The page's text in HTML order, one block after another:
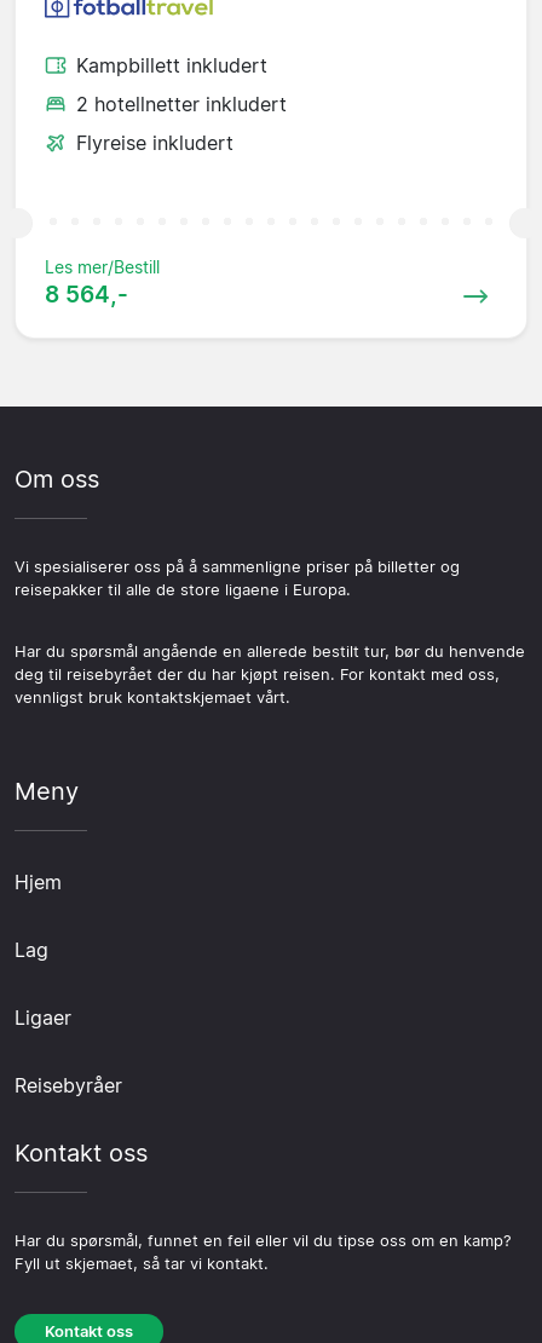
Kampbillett inkludert
2 hotellnetter inkludert
Flyreise inkludert
Les mer/Bestill
8 564,-
Om oss
Vi spesialiserer oss på å sammenligne priser på billetter og
reisepakker til alle de store ligaene i Europa.
Har du spørsmål angående en allerede bestilt tur, bør du henvende
deg til reisebyrået der du har kjøpt reisen. For kontakt med oss,
vennligst bruk kontaktskjemaet vårt.
Meny
Hjem
Lag
Ligaer
Reisebyråer
Kontakt oss
Har du spørsmål, funnet en feil eller vil du tipse oss om en kamp?
Fyll ut skjemaet, så tar vi kontakt.
Kontakt oss